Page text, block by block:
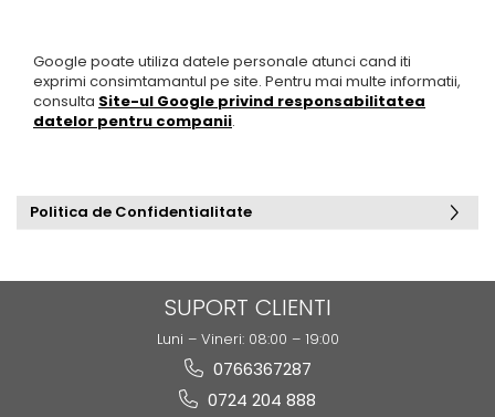
Google poate utiliza datele personale atunci cand iti
exprimi consimtamantul pe site. Pentru mai multe informatii,
consulta Site-ul Google privind responsabilitatea
datelor pentru companii.
Politica de Confidentialitate
SUPORT CLIENTI
Luni – Vineri: 08:00 – 19:00
0766367287
0724 204 888